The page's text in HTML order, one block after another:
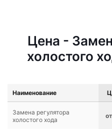
Цена -
холостого
Наименование
Замена регулятора
холостого хода